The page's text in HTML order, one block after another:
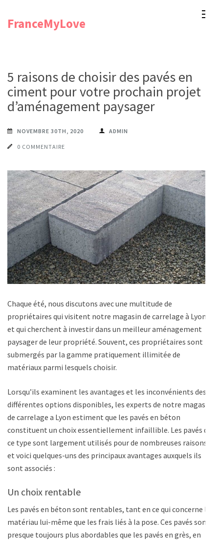
FranceMyLove
5 raisons de choisir des pavés en
ciment pour votre prochain projet
d’aménagement paysager
NOVEMBRE 30TH, 2020 ADMIN
0 COMMENTAIRE
Chaque été, nous discutons avec une multitude de
propriétaires qui visitent notre magasin de carrelage à Lyon
et qui cherchent à investir dans un meilleur aménagement
paysager de leur propriété. Souvent, ces propriétaires sont
submergés par la gamme pratiquement illimitée de
matériaux parmi lesquels choisir.
Lorsqu’ils examinent les avantages et les inconvénients des
différentes options disponibles, les experts de notre magasin
de carrelage a Lyon estiment que les pavés en béton
constituent un choix essentiellement infaillible. Les pavés de
ce type sont largement utilisés pour de nombreuses raisons,
et voici quelques-uns des principaux avantages auxquels ils
sont associés :
Un choix rentable
Les pavés en béton sont rentables, tant en ce qui concerne le
matériau lui-même que les frais liés à la pose. Ces pavés sont
presque toujours plus abordables que les pavés en grès, en